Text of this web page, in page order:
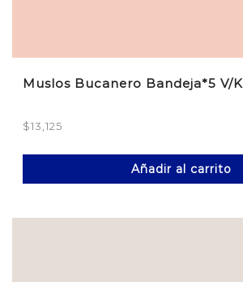
Muslos Bucanero Bandeja*5 V/K
$13,125
Añadir al carrito